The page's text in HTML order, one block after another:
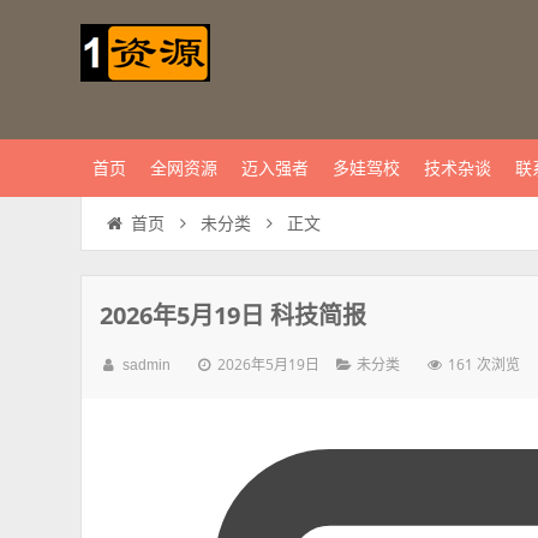
首页 全网资源 迈入强者 多娃驾校 技术杂谈 联
首页 未分类 正文
2026年5月19日 科技简报
sadmin 2026年5月19日 未分类 161 次浏览